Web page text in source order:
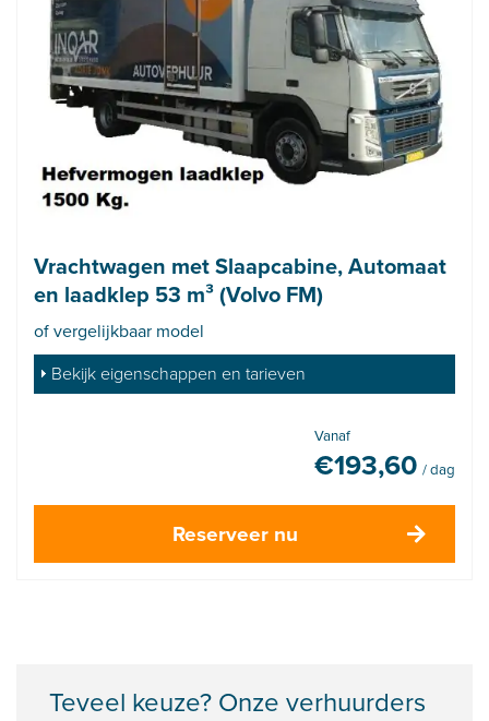
Vrachtwagen met Slaapcabine, Automaat
en laadklep 53 m³ (Volvo FM)
of vergelijkbaar model
Bekijk eigenschappen en tarieven
Vanaf
€193,60 / dag
Reserveer nu
Teveel keuze? Onze verhuurders